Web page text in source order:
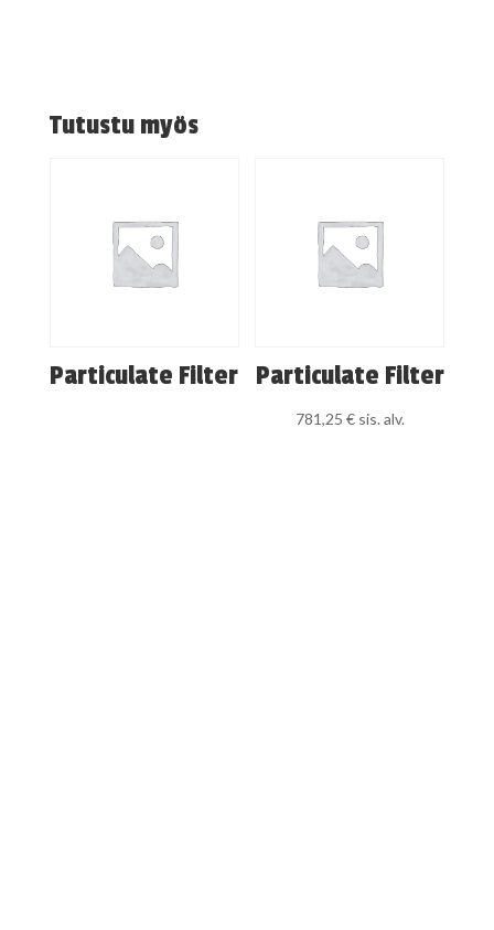
Tutustu myös
Particulate Filter Particulate Filter
781,25 € sis. alv.